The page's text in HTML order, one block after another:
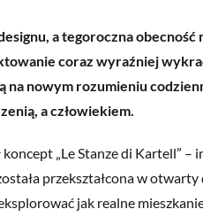
a tegoroczna
coraz wyraźniej
nowym rozumieniu
a człowiekiem.
„Le Stanze di Kartell” –
przekształcona w otwarty
jak realne